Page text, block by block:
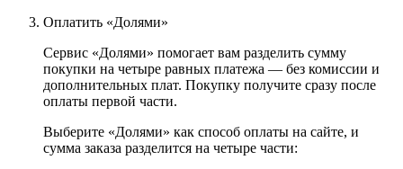
Оплатить «Долями»
Сервис «Долями» помогает вам разделить сумму
покупки на четыре равных платежа — без комиссии и
дополнительных плат. Покупку получите сразу после
оплаты первой части.
Выберите «Долями» как способ оплаты на сайте, и
сумма заказа разделится на четыре части: